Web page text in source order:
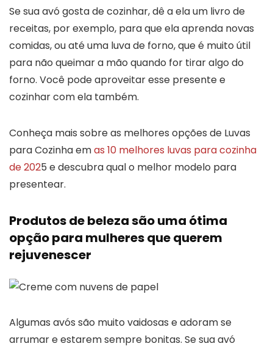
Se sua avó gosta de cozinhar, dê a ela um livro de
receitas, por exemplo, para que ela aprenda novas
comidas, ou até uma luva de forno, que é muito útil
para não queimar a mão quando for tirar algo do
forno. Você pode aproveitar esse presente e
cozinhar com ela também.
Conheça mais sobre as melhores opções de Luvas
para Cozinha emas 10 melhores luvas para cozinha
de 2025 e descubra qual o melhor modelo para
presentear.
Produtos de beleza são uma ótima
opção para mulheres que querem
rejuvenescer
Algumas avós são muito vaidosas e adoram se
arrumar e estarem sempre bonitas. Se sua avó